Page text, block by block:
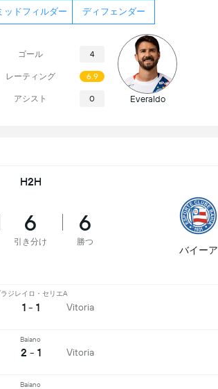
ッドフィルダー ディフェンダー
ゴール 4
レーティング 6.9
アシスト 0 Everaldo
H2H
6
引き分け
6
勝つ
バイーア
ラジレイロ・セリエA
1 - 1 Vitoria
Baiano
2 - 1 Vitoria
Baiano